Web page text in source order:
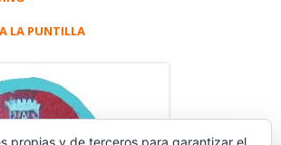
LA PUNTILLA
propias y de terceros para garantizar el